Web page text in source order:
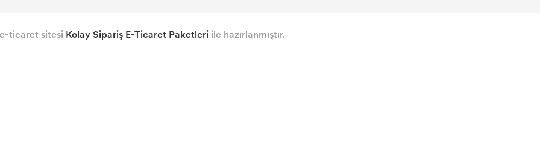
ticaret sitesi Kolay Sipariş E-Ticaret Paketleriile hazırlanmıştır.